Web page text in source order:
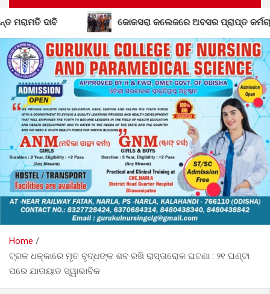
କୋକସରା କଲେଜରେ ଅବସର ପ୍ରାପ୍ତ କର୍ମଚାରୀଙ୍କୁ ବିଦାୟ
Home
ଟ୍ରକ ଧକ୍କାରେ ମୃତ ବୃଦ୍ଧଙ୍କ ଶବ ରଖି ରାସ୍ତାରୋକ ଘଟଣା : ୨୧ ଘଣ୍ଟା
ପରେ ଯାତାୟାତ ସ୍ୱାଭାବିକ